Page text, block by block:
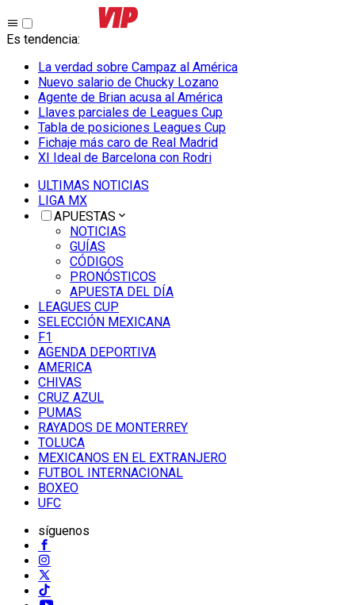
Es tendencia:
La verdad sobre Campaz al América
Nuevo salario de Chucky Lozano
Agente de Brian acusa al América
Llaves parciales de Leagues Cup
Tabla de posiciones Leagues Cup
Fichaje más caro de Real Madrid
XI Ideal de Barcelona con Rodri
ULTIMAS NOTICIAS
LIGA MX
APUESTAS
NOTICIAS
GUÍAS
CÓDIGOS
PRONÓSTICOS
APUESTA DEL DÍA
LEAGUES CUP
SELECCIÓN MEXICANA
F1
AGENDA DEPORTIVA
AMERICA
CHIVAS
CRUZ AZUL
PUMAS
RAYADOS DE MONTERREY
TOLUCA
MEXICANOS EN EL EXTRANJERO
FUTBOL INTERNACIONAL
BOXEO
UFC
síguenos